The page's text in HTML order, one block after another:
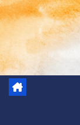
Skip
to
content